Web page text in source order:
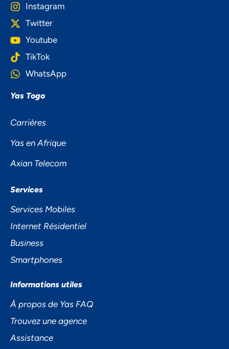
Instagram
Twitter
Youtube
TikTok
WhatsApp
Yas Togo
Carrières
Yas en Afrique
Axian Telecom
Services
Services Mobiles
Internet Résidentiel
Business
Smartphones
Informations utiles
À propos de Yas FAQ
Trouvez une agence
Assistance
NOUS ACCORDONS DE
L'IMPORTANCE À VOTRE VIE